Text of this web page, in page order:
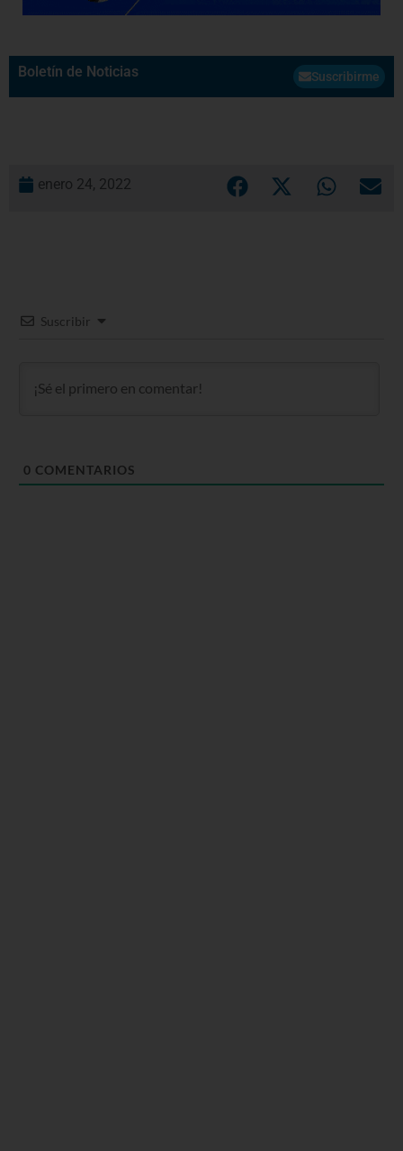
Boletín de Noticias Suscribirme
enero 24, 2022
Suscribir
0 COMENTARIOS